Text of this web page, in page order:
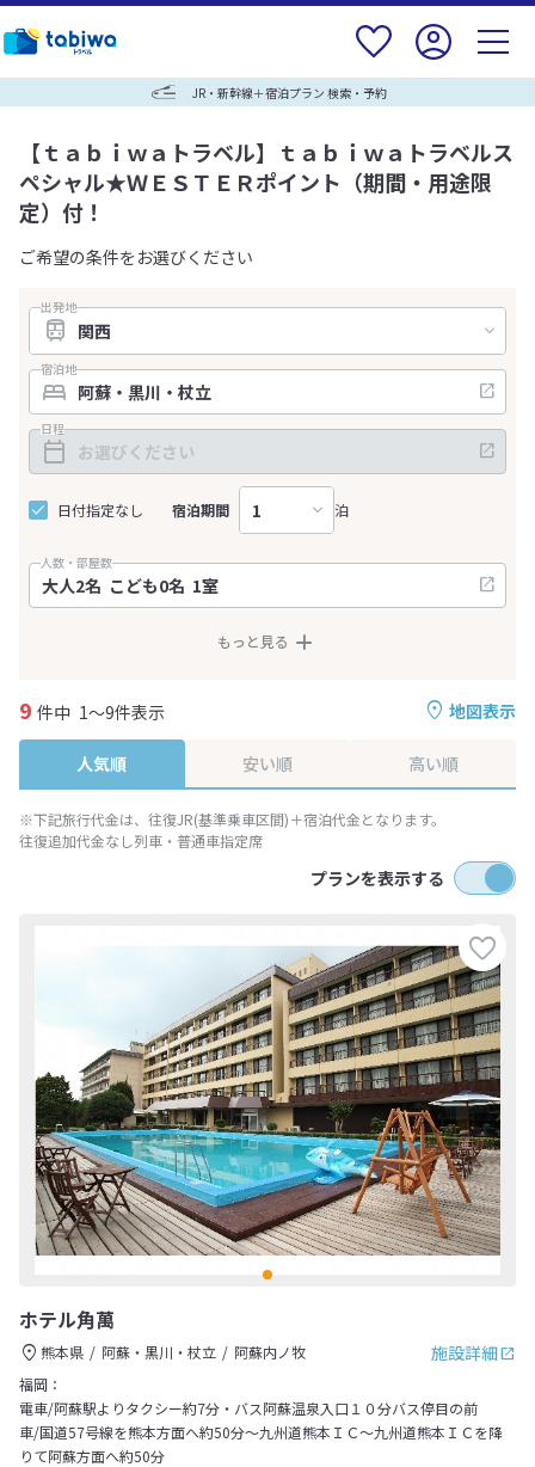
JR・新幹線＋宿泊プラン 検索・予約
【ｔａｂｉｗａトラベル】ｔａｂｉｗａトラベルス
ペシャル★ＷＥＳＴＥＲポイント（期間・用途限
定）付！
ご希望の条件をお選びください
出発地
宿泊地
日程
日付指定なし 宿泊期間 泊
人数・部屋数
もっと見る
地図表示
9 件中 1～9件表示
人気順 安い順 高い順
※下記旅行代金は、往復JR(基準乗車区間)＋宿泊代金となります。
往復追加代金なし列車・普通車指定席
プランを表示する
ホテル角萬
施設詳細
熊本県 阿蘇・黒川・杖立
阿蘇内ノ牧
福岡：
電車/阿蘇駅よりタクシー約7分・バス阿蘇温泉入口１０分バス停目の前
車/国道57号線を熊本方面へ約50分～九州道熊本ＩＣ～九州道熊本ＩＣを降
りて阿蘇方面へ約50分